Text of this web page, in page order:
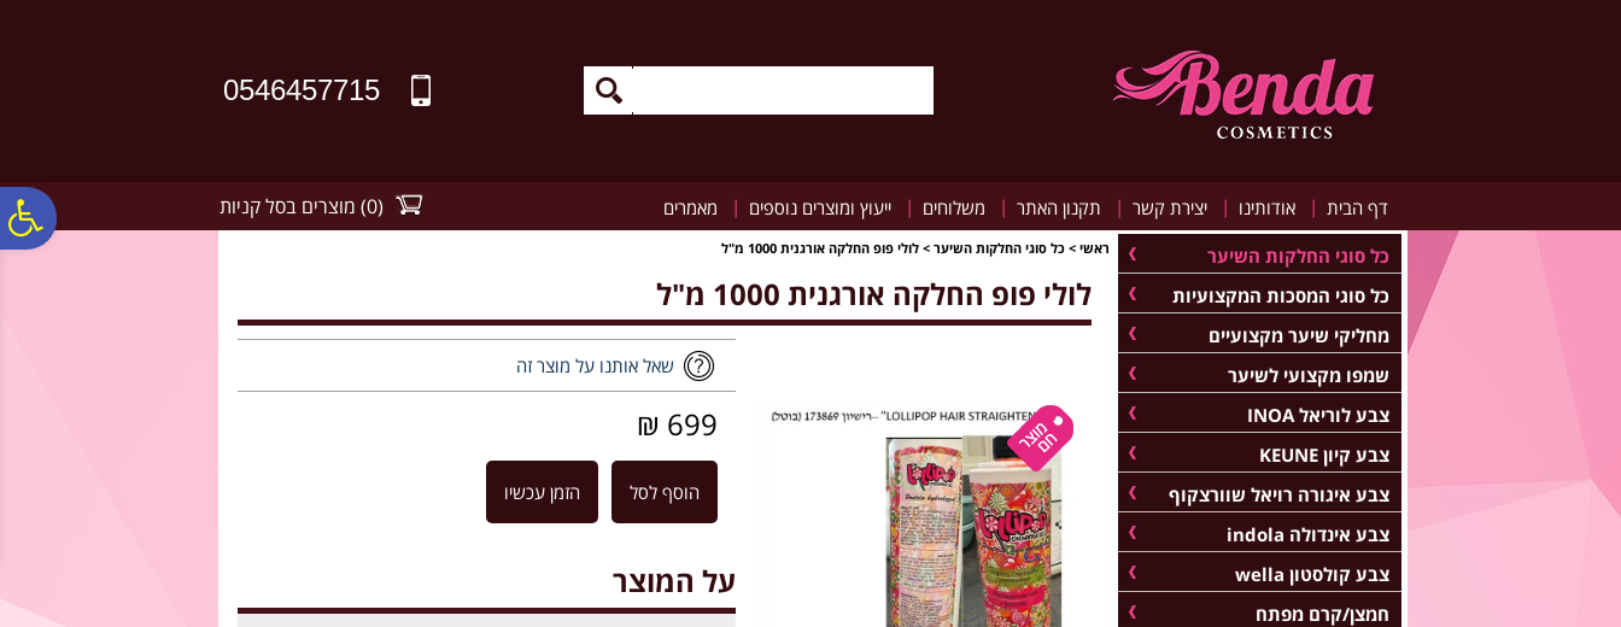
0546457715
דף הבית | אודותינו | יצירת קשר | תקנון האתר | משלוחים | ייעוץ ומוצרים נוספים | מאמרים (
0
) מוצרים בסל קניות
ראשי > כל סוגי החלקות השיער > לולי פופ החלקה אורגנית 1000 מ"ל
לולי פופ החלקה אורגנית 1000 מ"ל
שאל אותנו על מוצר זה
699 ₪
הוסף לסל הזמן עכשיו
על המוצר
כל סוגי החלקות השיער
כל סוגי המסכות המקצועיות
מחליקי שיער מקצועיים
שמפו מקצועי לשיער
צבע לוריאל INOA
צבע קיון KEUNE
צבע איגורה רויאל שוורצקוף
צבע אינדולה indola
צבע קולסטון wella
חמצן/קרם מפתח